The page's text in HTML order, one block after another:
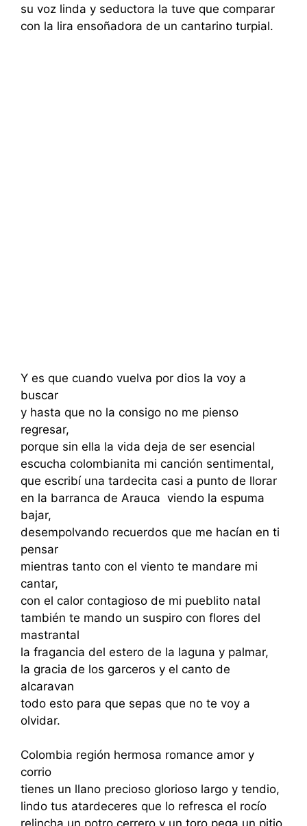
su voz linda y seductora la tuve que comparar
con la lira ensoñadora de un cantarino turpial.
Y es que cuando vuelva por dios la voy a
buscar
y hasta que no la consigo no me pienso
regresar,
porque sin ella la vida deja de ser esencial
escucha colombianita mi canción sentimental,
que escribí una tardecita casi a punto de llorar
en la barranca de Arauca viendo la espuma
bajar,
desempolvando recuerdos que me hacían en ti
pensar
mientras tanto con el viento te mandare mi
cantar,
con el calor contagioso de mi pueblito natal
también te mando un suspiro con flores del
mastrantal
la fragancia del estero de la laguna y palmar,
la gracia de los garceros y el canto de
alcaravan
todo esto para que sepas que no te voy a
olvidar.
Colombia región hermosa romance amor y
corrio
tienes un llano precioso glorioso largo y tendio,
lindo tus atardeceres que lo refresca el rocío
relincha un potro cerrero y un toro pega un pitio.